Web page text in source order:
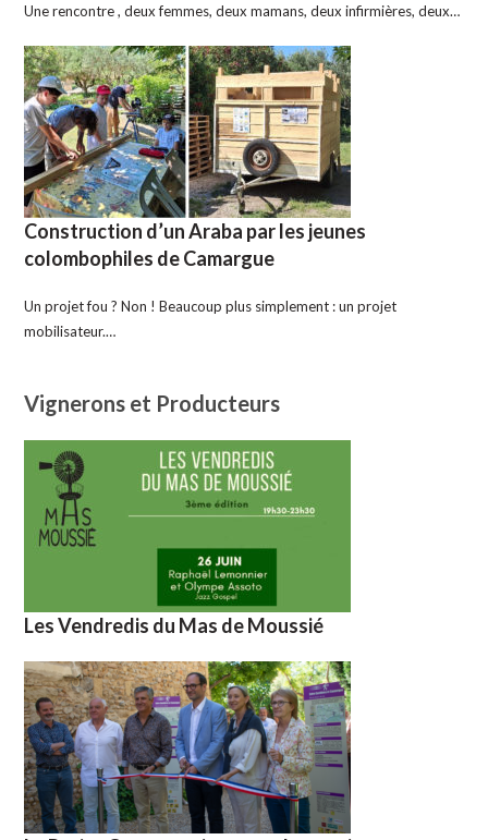
Une rencontre , deux femmes, deux mamans, deux infirmières, deux…
Construction d’un Araba par les jeunes
colombophiles de Camargue
Un projet fou ? Non ! Beaucoup plus simplement : un projet
mobilisateur.…
Vignerons et Producteurs
Les Vendredis du Mas de Moussié